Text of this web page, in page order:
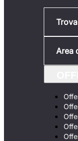
Area